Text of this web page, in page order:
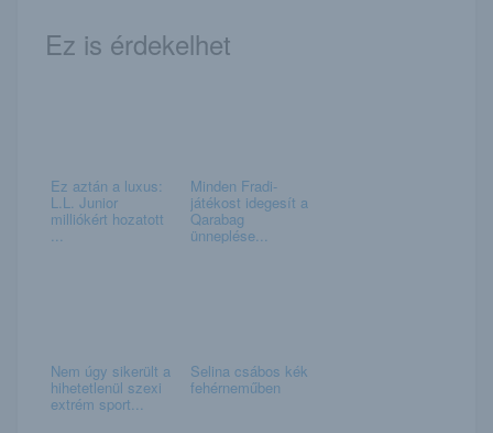
Ez is érdekelhet
Ez aztán a luxus:
L.L. Junior
milliókért hozatott
...
Minden Fradi-
játékost idegesít a
Qarabag
ünneplése...
Nem úgy sikerült a
hihetetlenül szexi
extrém sport...
Selina csábos kék
fehérneműben